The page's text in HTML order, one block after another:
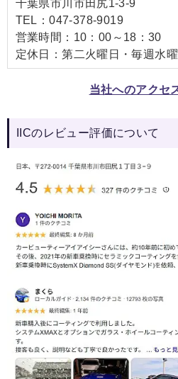
千葉県市川市田尻1-3-9
TEL：047-378-9019
営業時間：10：00～18：30
定休日：第二火曜日・毎週水
当社へのアクセ
IICのレビュー評価について